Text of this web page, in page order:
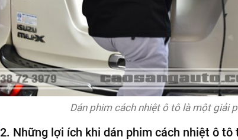
Dán phim cách nhiệt ô tô là một giải
2. Những lợi ích khi dán phim cách nhiệt ô